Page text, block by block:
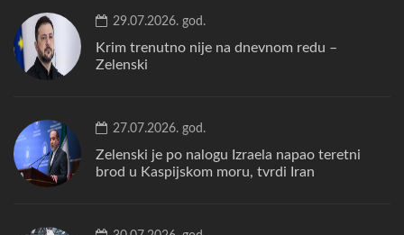
29.07.2026. god.
Krim trenutno nije na dnevnom redu –
Zelenski
27.07.2026. god.
Zelenski je po nalogu Izraela napao teretni
brod u Kaspijskom moru, tvrdi Iran